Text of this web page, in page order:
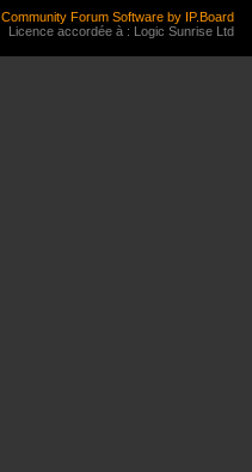
Community Forum Software by IP.Board
Licence accordée à : Logic Sunrise Ltd